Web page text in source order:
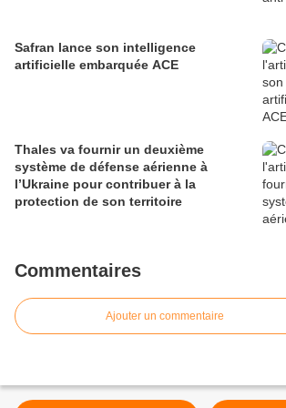
Safran lance son intelligence
artificielle embarquée ACE
Thales va fournir un deuxième
système de défense aérienne à
l’Ukraine pour contribuer à la
protection de son territoire
Commentaires
Ajouter un commentaire